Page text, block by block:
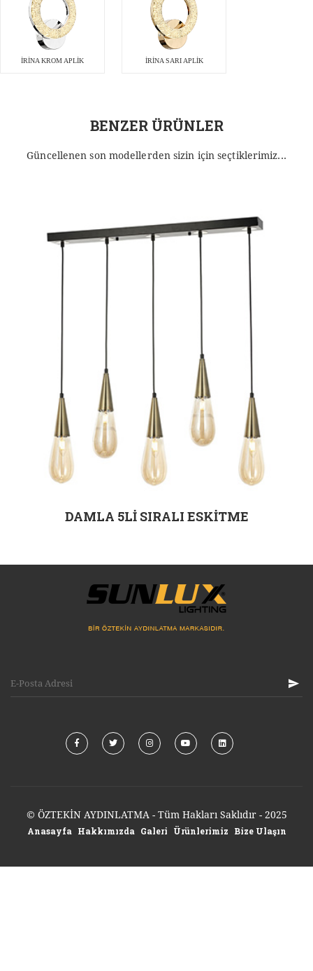
İRİNA KROM APLİK İRİNA SARI APLİK
BENZER ÜRÜNLER
Güncellenen son modellerden sizin için seçtiklerimiz...
DAMLA 5Lİ SIRALI ESKİTME
© ÖZTEKİN AYDINLATMA - Tüm Hakları Saklıdır - 2025
Anasayfa Hakkımızda Galeri Ürünlerimiz Bize Ulaşın